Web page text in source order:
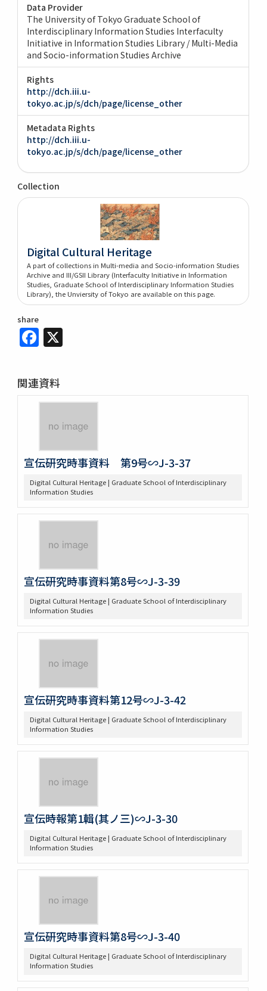
Data Provider
The University of Tokyo Graduate School of
Interdisciplinary Information Studies Interfaculty
Initiative in Information Studies Library / Multi-Media
and Socio-information Studies Archive
Rights
http://dch.iii.u-
tokyo.ac.jp/s/dch/page/license_other
Metadata Rights
http://dch.iii.u-
tokyo.ac.jp/s/dch/page/license_other
Collection
Digital Cultural Heritage
A part of collections in Multi-media and Socio-information Studies
Archive and III/GSII Library (Interfaculty Initiative in Information
Studies, Graduate School of Interdisciplinary Information Studies
Library), the Unviersity of Tokyo are available on this page.
share
Facebook
関連資料
宣伝研究時事資料 第9号∽J-3-37
Digital Cultural Heritage | Graduate School of Interdisciplinary
Information Studies
宣伝研究時事資料第8号∽J-3-39
Digital Cultural Heritage | Graduate School of Interdisciplinary
Information Studies
宣伝研究時事資料第12号∽J-3-42
Digital Cultural Heritage | Graduate School of Interdisciplinary
Information Studies
宣伝時報第1輯(其ノ三)∽J-3-30
Digital Cultural Heritage | Graduate School of Interdisciplinary
Information Studies
宣伝研究時事資料第8号∽J-3-40
Digital Cultural Heritage | Graduate School of Interdisciplinary
Information Studies